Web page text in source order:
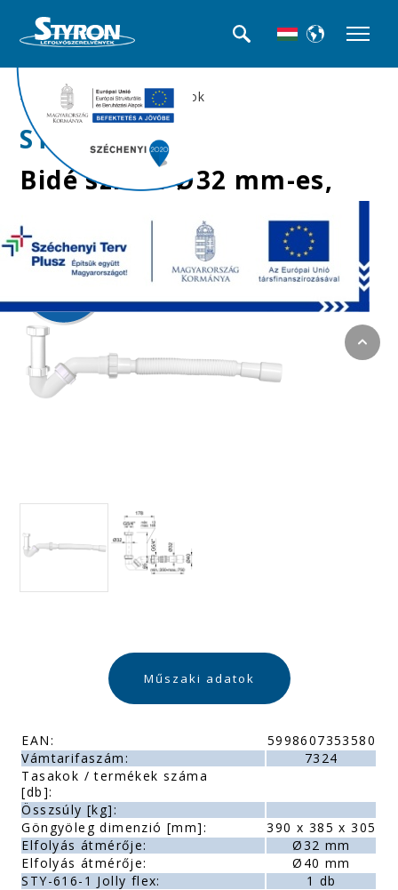
>>Piszoár és bidé szifonok
STY-535-J
Bidé szifon Ø32 mm-es,
jollyflexel
Műszaki adatok
EAN:
5998607353580
Vámtarifaszám:
7324
Tasakok / termékek száma
[db]:
Összsúly [kg]:
Göngyöleg dimenzió [mm]:
390 x 385 x 305
Elfolyás átmérője:
Ø32 mm
Elfolyás átmérője:
Ø40 mm
STY-616-1 Jolly flex:
1 db